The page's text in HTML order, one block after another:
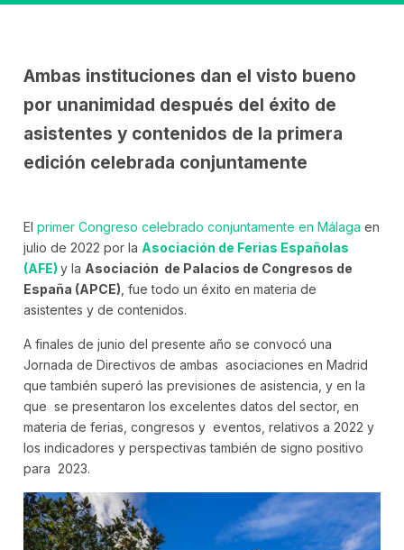
Ambas instituciones dan el visto bueno
por unanimidad después del éxito de
asistentes y contenidos de la primera
edición celebrada conjuntamente
El primer Congreso celebrado conjuntamente en Málaga en
julio de 2022 por la Asociación de Ferias Españolas
(AFE) y la Asociación de Palacios de Congresos de
España (APCE) , fue todo un éxito en materia de
asistentes y de contenidos.
A finales de junio del presente año se convocó una
Jornada de Directivos de ambas asociaciones en Madrid
que también superó las previsiones de asistencia, y en la
que se presentaron los excelentes datos del sector, en
materia de ferias, congresos y eventos, relativos a 2022 y
los indicadores y perspectivas también de signo positivo
para 2023.